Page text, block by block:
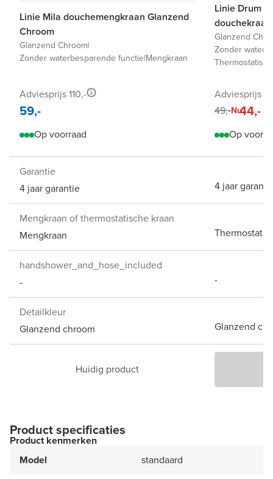
Linie Mila douchemengkraan Glanzend
Chroom
Glanzend Chroom|
Zonder waterbesparende functie|Mengkraan
Adviesprijs 110,-
59,-
Op voorraad
Linie Drum
Glanzend
Zonder
Adviesprijs
49,-Nu44,-
Op
Garantie
4 jaar garantie
4 jaar
Mengkraan of thermostatische kraan
Mengkraan
handshower_and_hose_included
-
-
Detailkleur
Glanzend chroom
Glanzend
Huidig product
Product specificaties
Product kenmerken
Model
standaard